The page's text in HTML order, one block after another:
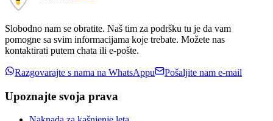
Slobodno nam se obratite. Naš tim za podršku tu je da vam
pomogne sa svim informacijama koje trebate. Možete nas
kontaktirati putem chata ili e-pošte.
Razgovarajte s nama na WhatsAppu Pošaljite nam e-mail
Upoznajte svoja prava